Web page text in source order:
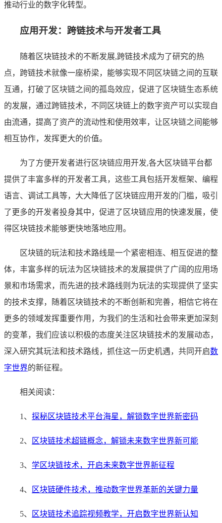
推动行业的数字化转型。
应用开发：跨链技术与开发者工具
随着区块链技术的不断发展,跨链技术成为了研究的热
点，跨链技术就像一座桥梁，能够实现不同区块链之间的互联
互通，打破了区块链之间的孤岛效应，促进了区块链生态系统
的发展，通过跨链技术，不同区块链上的数字资产可以实现自
由流通，提高了资产的流动性和使用效率，让区块链之间能够
相互协作，发挥更大的价值。
为了方便开发者进行区块链应用开发,各大区块链平台都
提供了丰富多样的开发者工具，这些工具包括开发框架、编程
语言、调试工具等，大大降低了区块链应用开发的门槛，吸引
了更多的开发者投身其中，促进了区块链应用的快速发展，使
得区块链技术能够更快地落地应用。
区块链的玩法和技术路线是一个紧密相连、相互促进的整
体，丰富多样的玩法为区块链技术的发展提供了广阔的应用场
景和市场需求，而先进的技术路线则为玩法的实现提供了坚实
的技术支撑，随着区块链技术的不断创新和完善，相信它将在
更多的领域发挥重要作用，为我们的生活和社会带来更加深刻
的变革，我们应该以积极的态度关注区块链技术的发展动态，
深入研究其玩法和技术路线，抓住这一历史机遇，共同开启数
字世界的新征程。
相关阅读：
1、 探秘区块链技术平台海星，解锁数字世界新密码
2、 区块链技术超链概念，解锁未来数字世界新可能
3、 学区块链技术，开启未来数字世界新征程
4、 区块链硬件技术，推动数字世界革新的关键力量
5、 区块链技术追踪视频教学，开启数字世界新认知